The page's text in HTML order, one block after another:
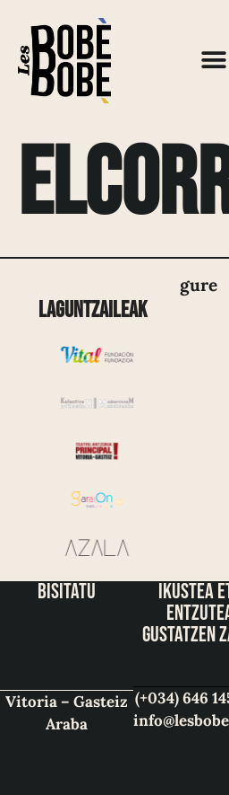
Laguntzaileak
gure
bisitatu
Vitoria – Gasteiz
Araba
ikustea
gustatzen
(+034) 646